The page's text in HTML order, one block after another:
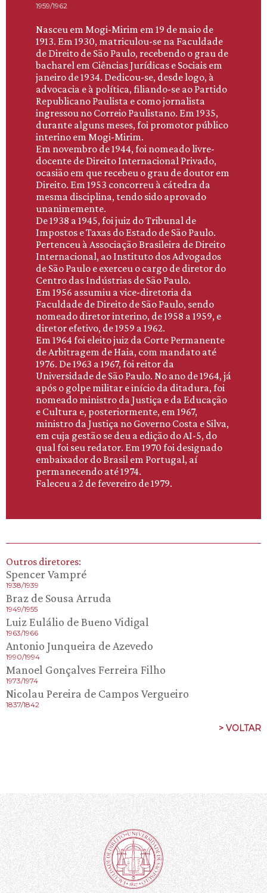
1959/1962
Nasceu em Mogi-Mirim em 19 de maio de
1913. Em 1930, matriculou-se na Faculdade
de Direito de São Paulo, recebendo o grau de
bacharel em Ciências Jurídicas e Sociais em
janeiro de 1934. Dedicou-se, desde logo, à
advocacia e à política, filiando-se ao Partido
Republicano Paulista e como jornalista
ingressou no Correio Paulistano. Em 1935,
durante alguns meses, foi promotor público
interino em Mogi-Mirim.
Em novembro de 1944, foi nomeado livre-
docente de Direito Internacional Privado,
ocasião em que recebeu o grau de doutor em
Direito. Em 1953 concorreu à cátedra da
mesma disciplina, tendo sido aprovado
unanimemente.
De 1938 a 1945, foi juiz do Tribunal de
Impostos e Taxas do Estado de São Paulo.
Pertenceu à Associação Brasileira de Direito
Internacional, ao Instituto dos Advogados
de São Paulo e exerceu o cargo de diretor do
Centro das Indústrias de São Paulo.
Em 1956 assumiu a vice-diretoria da
Faculdade de Direito de São Paulo, sendo
nomeado diretor interino, de 1958 a 1959, e
diretor efetivo, de 1959 a 1962.
Em 1964 foi eleito juiz da Corte Permanente
de Arbitragem de Haia, com mandato até
1976. De 1963 a 1967, foi reitor da
Universidade de São Paulo. No ano de 1964, já
após o golpe militar e início da ditadura, foi
nomeado ministro da Justiça e da Educação
e Cultura e, posteriormente, em 1967,
ministro da Justiça no Governo Costa e Silva,
em cuja gestão se deu a edição do AI-5, do
qual foi seu redator. Em 1970 foi designado
embaixador do Brasil em Portugal, aí
permanecendo até 1974.
Faleceu a 2 de fevereiro de 1979.
Outros diretores:
Spencer Vampré
1938/1939
Braz de Sousa Arruda
1949/1955
Luiz Eulálio de Bueno Vidigal
1963/1966
Antonio Junqueira de Azevedo
1990/1994
Manoel Gonçalves Ferreira Filho
1973/1974
Nicolau Pereira de Campos Vergueiro
1837/1842
> VOLTAR